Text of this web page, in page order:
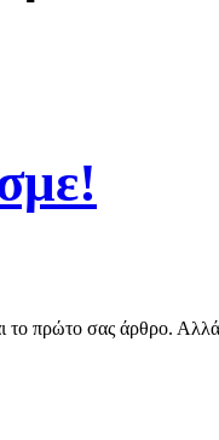
πρώτο σας άρθρο.